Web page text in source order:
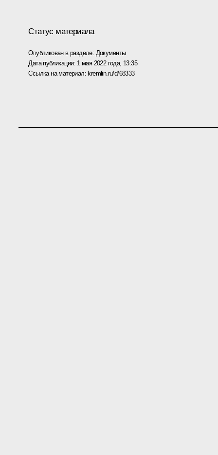
Статус материала
Опубликован в разделе: Документы
Дата публикации: 1 мая 2022 года, 13:35
Ссылка на материал: kremlin.ru/d/68333